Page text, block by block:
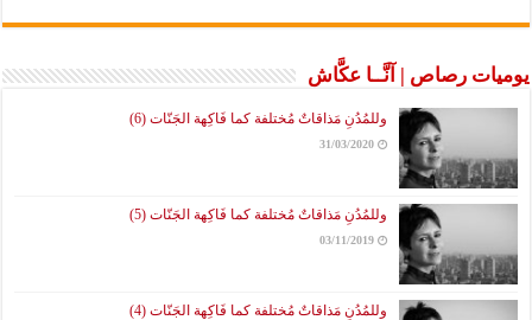
يوميات رصاص | آنَّــا عكَّاش
وللمُدُنِ مَذاقاتٌ مُختلفة كما فَاكِهة الجَنّات (6)
31/03/2020
وللمُدُنِ مَذاقاتٌ مُختلفة كما فَاكِهة الجَنّات (5)
03/11/2019
وللمُدُنِ مَذاقاتٌ مُختلفة كما فَاكِهة الجَنّات (4)